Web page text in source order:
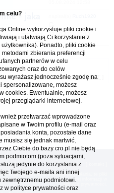
- jaka
1 2 27.08.2021 12:13
UTC + 1 (Polska - czas zimowy) [ DST
[reklama ] [
cookies do prawidłowego działania, te pliki
korzystanie z serwisu; więcej informacji w
celu?
Online wykorzystuje pliki cookie i
i ułatwiają Ci korzystanie z
Ponadto, pliki cookie
metodami zbierania preferencji
partnerów w celu
oraz do celów
wyrażasz jednocześnie zgodę na
spersonalizowane, możesz
cookies. Ewentualnie, możesz
przeglądarki internetowej.
przetwarzać wprowadzone
w Twoim profilu (e-mail oraz
konta, pozostałe dane
musisz się jednak martwić,
Ciebie do bazy cro.pl nie będą
podmiotom (poza sytuacjami,
jedynie do korzystania z
Twojego e-maila ani innej
podmiotowi.
w polityce prywatności oraz